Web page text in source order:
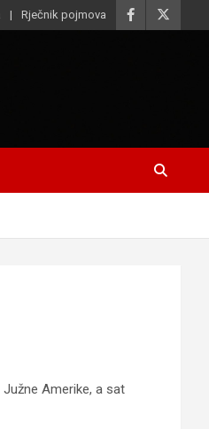
Rječnik pojmova
Amerike, a sat